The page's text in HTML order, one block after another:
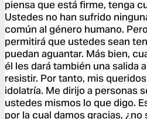
piensa que está firme, tenga
Ustedes no han sufrido
común al género humano.
permitirá que ustedes sean
puedan aguantar. Más bien,
él les dará también una salida
resistir. Por tanto, mis
idolatría. Me dirijo a personas
ustedes mismos lo que digo.
por la cual damos gracias,